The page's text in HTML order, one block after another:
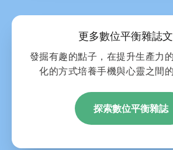
更多數位平衡雜誌
發掘有趣的點子，在提升生產力
化的方式培養手機與心靈之間
探索數位平衡雜誌